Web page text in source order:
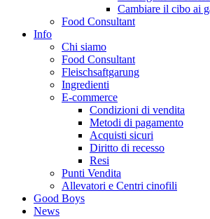
Cambiare il cibo ai
Food Consultant
Info
Chi siamo
Food Consultant
Fleischsaftgarung
Ingredienti
E-commerce
Condizioni di vendita
Metodi di pagamento
Acquisti sicuri
Diritto di recesso
Resi
Punti Vendita
Allevatori e Centri cinofili
Good Boys
News